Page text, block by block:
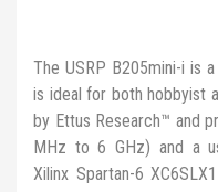
The USRP B205mini-i is
is ideal for both hobbyist
by Ettus Research™ and
MHz to 6 GHz) and a
Xilinx Spartan-6